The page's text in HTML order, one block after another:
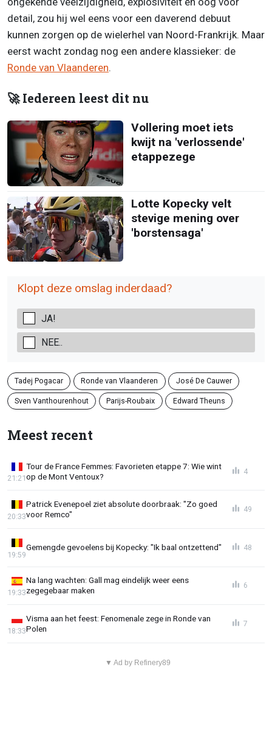
detail, zou hij wel eens voor een daverend debuut
kunnen zorgen op de wielerhel van Noord-Frankrijk. Maar
eerst wacht zondag nog een andere klassieker: de
Ronde van Vlaanderen.
🚀 Iedereen leest dit nu
Vollering moet iets
kwijt na 'verlossende'
etappezege
Lotte Kopecky velt
stevige mening over
'borstensaga'
Klopt deze omslag inderdaad?
JA!
NEE..
Tadej Pogacar Ronde van Vlaanderen José De Cauwer
Sven Vanthourenhout Parijs-Roubaix Edward Theuns
Meest recent
Tour de France Femmes: Favorieten etappe 7: Wie wint
op de Mont Ventoux?
21:21
4
Patrick Evenepoel ziet absolute doorbraak: "Zo goed
voor Remco"
20:33
49
Gemengde gevoelens bij Kopecky: "Ik baal ontzettend"
19:59
48
Na lang wachten: Gall mag eindelijk weer eens
zegegebaar maken
19:33
6
Visma aan het feest: Fenomenale zege in Ronde van
Polen
18:33
7
▼ Ad by Refinery89